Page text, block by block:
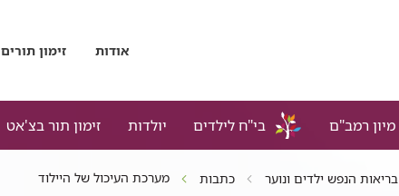
אודות זימון תורים
מיון רמב"ם בי"ח לילדים יולדות זימון תור בצ'אט
בריאות הנפש ילדים ונוער כתבות מערכת העיכול של היילוד